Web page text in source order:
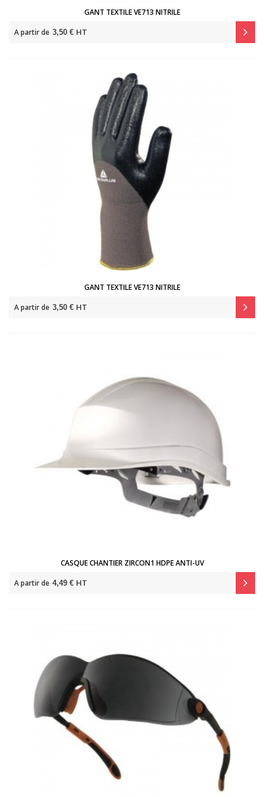
GANT TEXTILE VE713 NITRILE
A partir de 3,50 € HT
GANT TEXTILE VE713 NITRILE
A partir de 3,50 € HT
CASQUE CHANTIER ZIRCON1 HDPE ANTI-UV
A partir de 4,49 € HT